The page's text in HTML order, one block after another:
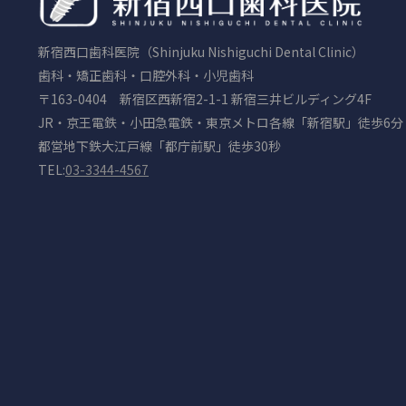
新宿西口歯科医院（Shinjuku Nishiguchi Dental Clinic）
歯科・矯正歯科・口腔外科・小児歯科
〒163-0404 新宿区西新宿2-1-1 新宿三井ビルディング4F
JR・京王電鉄・小田急電鉄・東京メトロ各線「新宿駅」徒歩6分
都営地下鉄大江戸線「都庁前駅」徒歩30秒
TEL:03-3344-4567